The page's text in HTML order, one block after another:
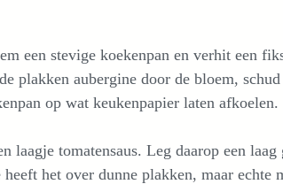
een stevige koekenpan en verhit een
plakken aubergine door de bloem,
op wat keukenpapier laten
laagje tomatensaus. Leg daarop een
het over dunne plakken, maar